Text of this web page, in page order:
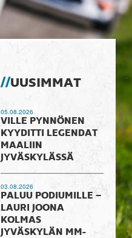
UUSIMMAT
05.08.2026
VILLE PYNNÖNEN
KYYDITTI LEGENDAT
MAALIIN
JYVÄSKYLÄSSÄ
03.08.2026
PALUU PODIUMILLE –
LAURI JOONA
KOLMAS
JYVÄSKYLÄN MM-